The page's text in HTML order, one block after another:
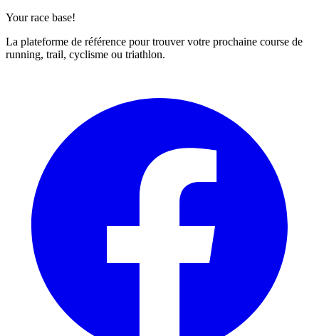
Your race base!
La plateforme de référence pour trouver votre prochaine course de
running, trail, cyclisme ou triathlon.